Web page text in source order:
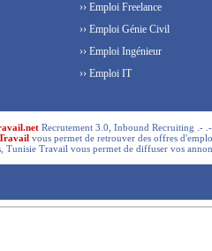
›› Emploi Freelance
›› Emploi Génie Civil
›› Emploi Ingénieur
›› Emploi IT
Recrutement 3.0, Inbound Recruiting .-
vous permet de retrouver des offres
Tunisie Travail vous permet de diffuser vos